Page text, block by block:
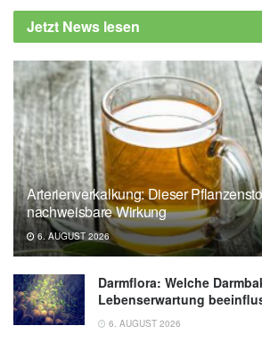
Jetzt News lesen
Arterienverkalkung: Dieser
nachweisbare Wirkung
6. AUGUST 2026
Darmflora: Welche
Lebenserwartung
6. AUGUST 2026